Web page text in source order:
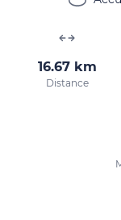
16.67 km
Distance